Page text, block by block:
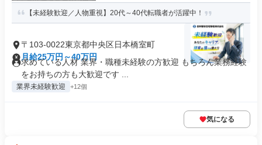
【未経験歓迎／人物重視】20代～40代転職者が活躍中！
〒103-0022東京都中央区日本橋室町
月給25万円～40万円
求めている人材 業界・職種未経験の方歓迎 もちろん業務経験
をお持ちの方も大歓迎です ...
業界未経験歓迎 +12個
気になる